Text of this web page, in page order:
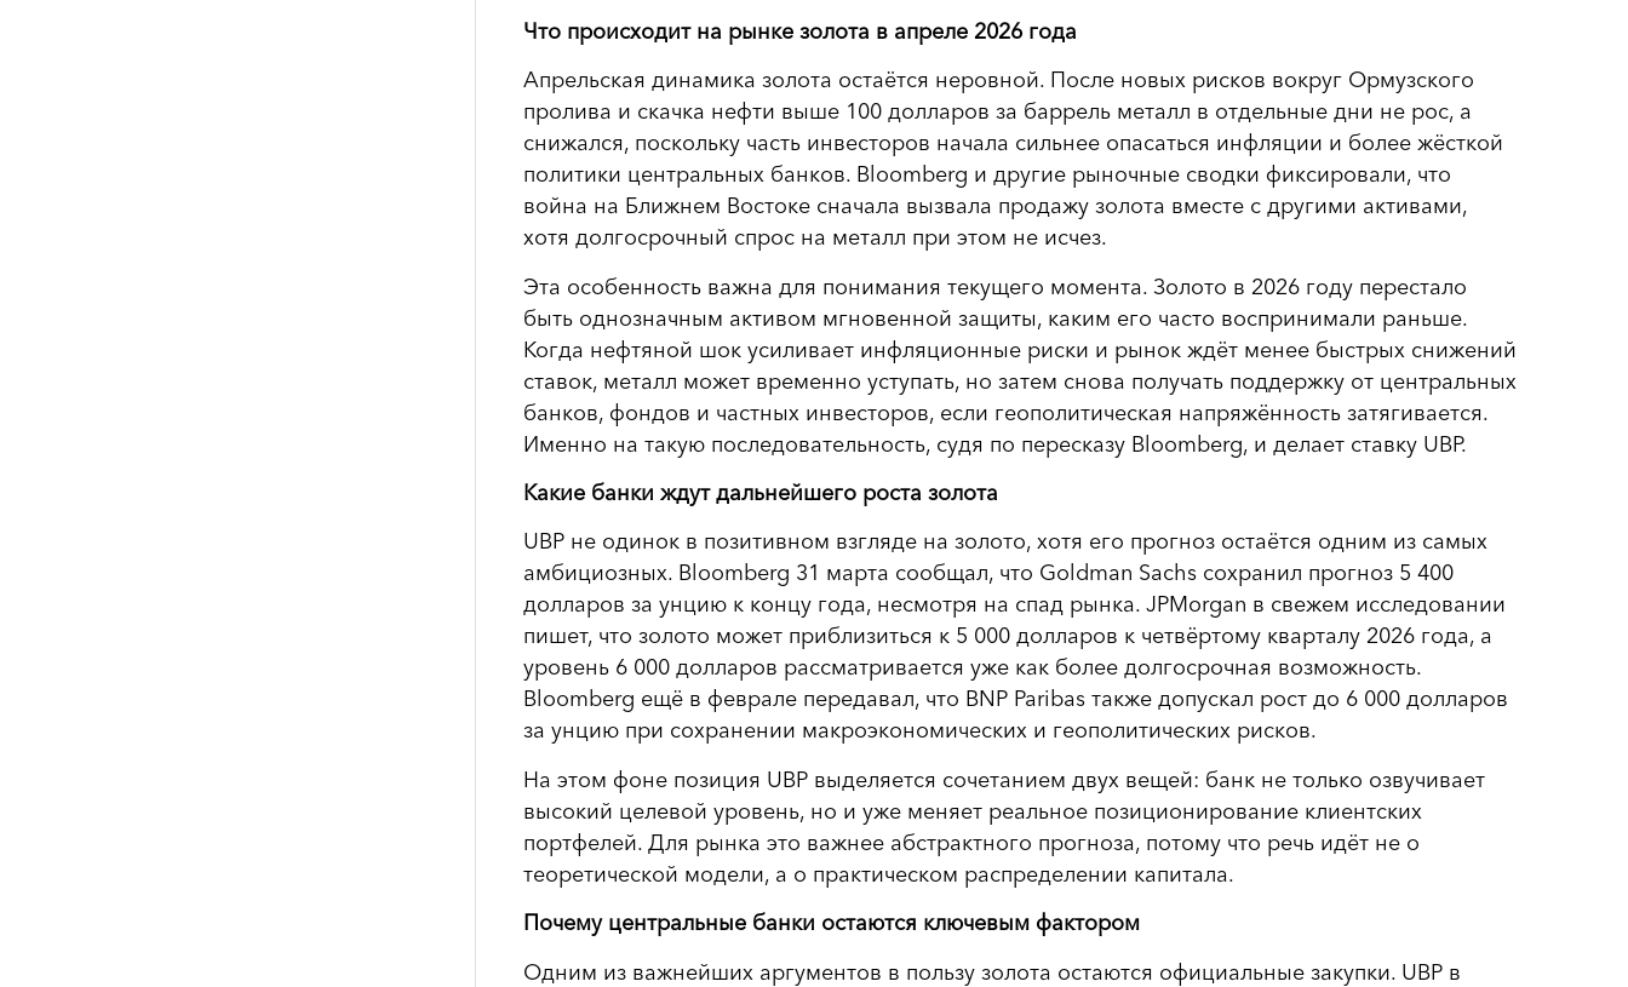
Что происходит на рынке золота в апреле 2026 года
Апрельская динамика золота остаётся неровной. После новых рисков вокруг Ормузского
пролива и скачка нефти выше 100 долларов за баррель металл в отдельные дни не рос, а
снижался, поскольку часть инвесторов начала сильнее опасаться инфляции и более жёсткой
политики центральных банков. Bloomberg и другие рыночные сводки фиксировали, что
война на Ближнем Востоке сначала вызвала продажу золота вместе с другими активами,
хотя долгосрочный спрос на металл при этом не исчез.
Эта особенность важна для понимания текущего момента. Золото в 2026 году перестало
быть однозначным активом мгновенной защиты, каким его часто воспринимали раньше.
Когда нефтяной шок усиливает инфляционные риски и рынок ждёт менее быстрых снижений
ставок, металл может временно уступать, но затем снова получать поддержку от центральных
банков, фондов и частных инвесторов, если геополитическая напряжённость затягивается.
Именно на такую последовательность, судя по пересказу Bloomberg, и делает ставку UBP.
Какие банки ждут дальнейшего роста золота
UBP не одинок в позитивном взгляде на золото, хотя его прогноз остаётся одним из самых
амбициозных. Bloomberg 31 марта сообщал, что Goldman Sachs сохранил прогноз 5 400
долларов за унцию к концу года, несмотря на спад рынка. JPMorgan в свежем исследовании
пишет, что золото может приблизиться к 5 000 долларов к четвёртому кварталу 2026 года, а
уровень 6 000 долларов рассматривается уже как более долгосрочная возможность.
Bloomberg ещё в феврале передавал, что BNP Paribas также допускал рост до 6 000 долларов
за унцию при сохранении макроэкономических и геополитических рисков.
На этом фоне позиция UBP выделяется сочетанием двух вещей: банк не только озвучивает
высокий целевой уровень, но и уже меняет реальное позиционирование клиентских
портфелей. Для рынка это важнее абстрактного прогноза, потому что речь идёт не о
теоретической модели, а о практическом распределении капитала.
Почему центральные банки остаются ключевым фактором
Одним из важнейших аргументов в пользу золота остаются официальные закупки. UBP в